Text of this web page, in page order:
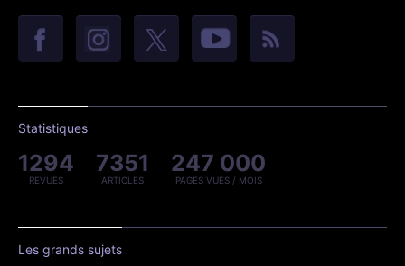
Statistiques
1294
REVUES
7351
ARTICLES
247 000
PAGES VUES / MOIS
Les grands sujets